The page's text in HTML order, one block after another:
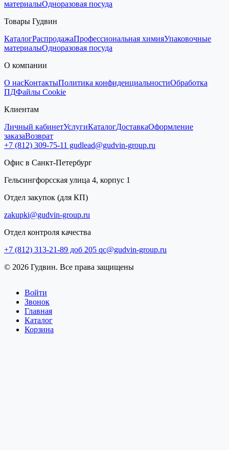
материалыОдноразовая посуда
Товары Гудвин
КаталогРаспродажаПрофессиональная химияУпаковочные
материалыОдноразовая посуда
О компании
О насКонтактыПолитика конфиденциальностиОбработка
ПДФайлы Cookie
Клиентам
Личный кабинетУслугиКаталогДоставкаОформление
заказаВозврат
+7 (812) 309-75-11 gudlead@gudvin-group.ru
Офис в Санкт-Петербург
Гельсингфорсская улица 4, корпус 1
Отдел закупок (для КП)
zakupki@gudvin-group.ru
Отдел контроля качества
+7 (812) 313-21-89 доб 205 qc@gudvin-group.ru
© 2026 Гудвин. Все права защищены
Войти
Звонок
Главная
Каталог
Корзина